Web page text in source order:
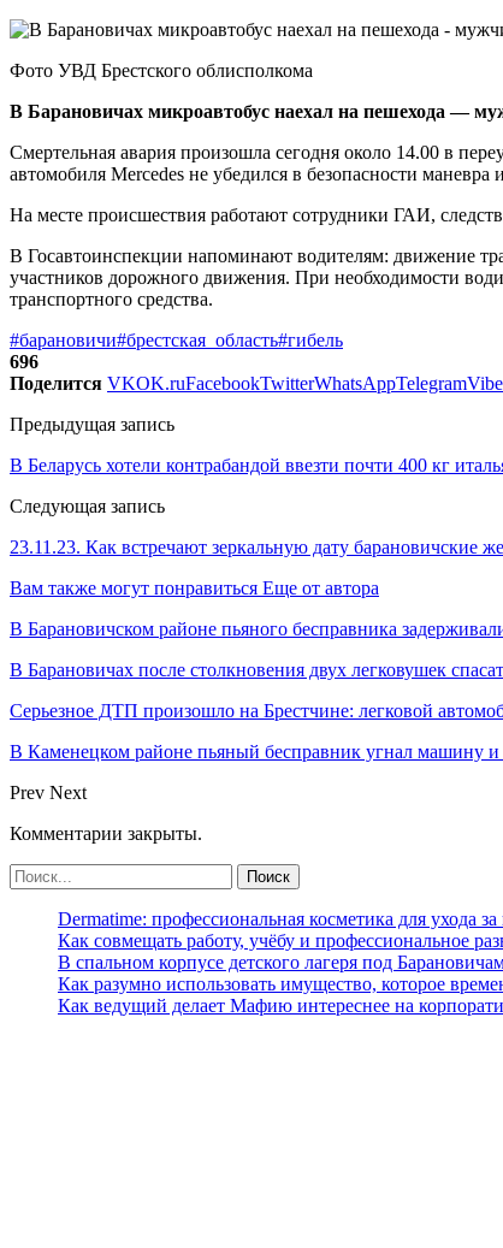
Фото УВД Брестского облисполкома
В Барановичах микроавтобус наехал на пешехода —
Смертельная авария произошла сегодня около 14.00 в
автомобиля Mercedes не убедился в безопасности
На месте происшествия работают сотрудники ГАИ,
В Госавтоинспекции напоминают водителям: движение
участников дорожного движения. При необходимости
транспортного средства.
#барановичи#брестская_область#гибель
696
Поделится VKOK.ruFacebookTwitterWhatsAppTelegram
Предыдущая запись
В Беларусь хотели контрабандой ввезти почти 400 кг
Следующая запись
23.11.23. Как встречают зеркальную дату барановичские
Вам также могут понравиться Еще от автора
В Барановичском районе пьяного бесправника
В Барановичах после столкновения двух легковушек
Серьезное ДТП произошло на Брестчине: легковой
В Каменецком районе пьяный бесправник угнал машину и
Prev Next
Комментарии закрыты.
Dermatime: профессиональная косметика для ухода
Как совмещать работу, учёбу и профессиональное
В спальном корпусе детского лагеря под
Как разумно использовать имущество, которое
Как ведущий делает Мафию интереснее на